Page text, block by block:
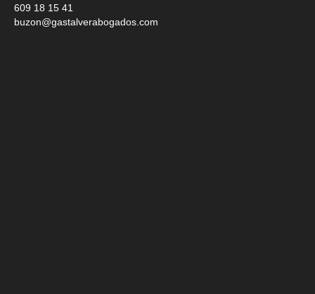
609 18 15 41
buzon@gastalverabogados.com